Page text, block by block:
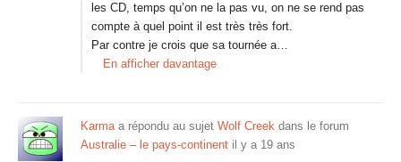
les CD, temps qu’on ne la pas vu, on ne se rend pas
compte à quel point il est très très fort.
Par contre je crois que sa tournée a…
En afficher davantage
Karmaa répondu au sujet Wolf Creek dans le forum
Australie – le pays-continent il y a 19 ans